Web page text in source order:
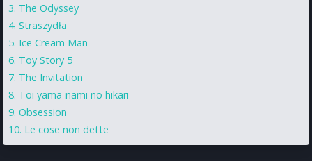
The Odyssey
Straszydła
Ice Cream Man
Toy Story 5
The Invitation
Toi yama-nami no hikari
Obsession
Le cose non dette